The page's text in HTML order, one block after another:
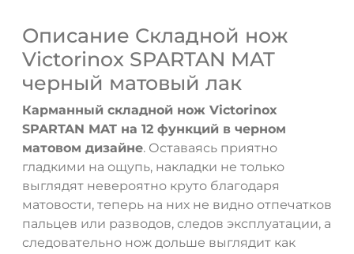
Описание Складной нож
Victorinox SPARTAN MAT
черный матовый лак
Карманный складной нож Victorinox
SPARTAN MAT на 12 функций в черном
матовом дизайне. Оставаясь приятно
гладкими на ощупь, накладки не только
выглядят невероятно круто благодаря
матовости, теперь на них не видно отпечатков
пальцев или разводов, следов эксплуатации, а
следовательно нож дольше выглядит как